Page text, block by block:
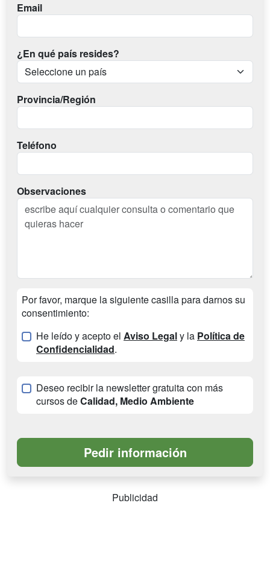
Email
¿En qué país resides?
Provincia/Región
Teléfono
Observaciones
Por favor, marque la siguiente casilla para darnos su
consentimiento:
He leído y acepto el Aviso Legaly la Política de
Confidencialidad.
Deseo recibir la newsletter gratuita con más
cursos deCalidad, Medio Ambiente
Publicidad